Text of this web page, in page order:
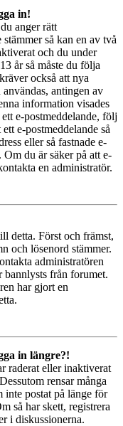
in!
anger rätt
så kan en av två
och du under
år så måste du följa
också att nya
antingen av
information visades
e-postmeddelande, följ
e-postmeddelande så
eller så fastnade e-
du är säker på att e-
en administratör.
detta. Först och främst,
och lösenord stämmer.
administratören
bannlysts från forumet.
har gjort en
in längre?!
raderat eller inaktiverat
rensar många
inte postat på länge för
så har skett, registrera
i diskussionerna.